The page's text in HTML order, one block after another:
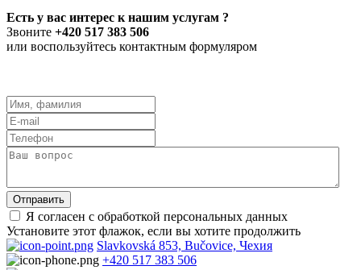
Есть у вас интерес к нашим услугам ?
Звоните +420 517 383 506
или воспользуйтесь контактным формуляром
Я согласен с обработкой персональных данных
Установите этот флажок, если вы хотите продолжить
Slavkovská 853, Bučovice, Чехия
+420 517 383 506